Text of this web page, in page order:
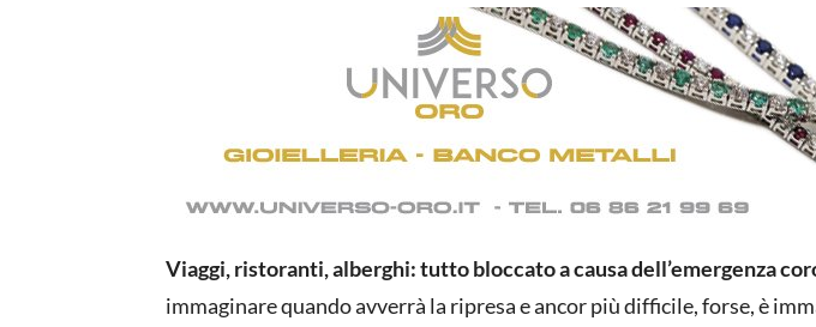
Viaggi, ristoranti, alberghi: tutto bloccato a causa dell’emergenza
immaginare quando avverrà la ripresa e ancor più difficile, forse, è